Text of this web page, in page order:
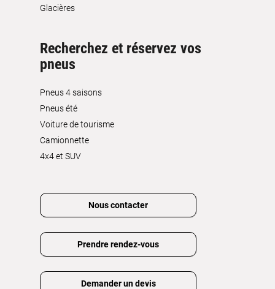
Glacières
Recherchez et réservez vos
pneus
Pneus 4 saisons
Pneus été
Voiture de tourisme
Camionnette
4x4 et SUV
Nous contacter
Prendre rendez-vous
Demander un devis